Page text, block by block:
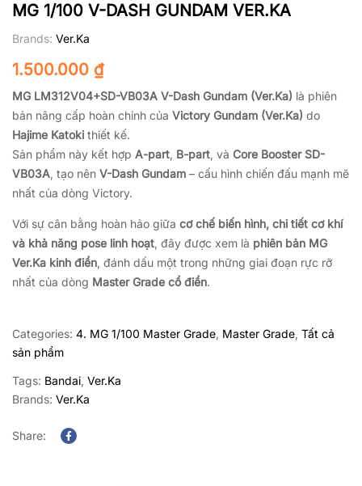
MG 1/100 V-DASH GUNDAM VER.KA
Brands: Ver.Ka
1.500.000 ₫
MG LM312V04+SD-VB03A V-Dash Gundam (Ver.Ka) là phiên
bản nâng cấp hoàn chỉnh của Victory Gundam (Ver.Ka) do
Hajime Katoki thiết kế.
Sản phẩm này kết hợp A-part, B-part, và Core Booster SD-
VB03A, tạo nên V-Dash Gundam – cấu hình chiến đấu mạnh mẽ
nhất của dòng Victory.
Với sự cân bằng hoàn hảo giữa cơ chế biến hình, chi tiết cơ khí
và khả năng pose linh hoạt, đây được xem là phiên bản MG
Ver.Ka kinh điển, đánh dấu một trong những giai đoạn rực rỡ
nhất của dòng Master Grade cổ điển.
Categories: 4. MG 1/100 Master Grade, Master Grade, Tất cả
sản phẩm
Tags: Bandai, Ver.Ka
Brands: Ver.Ka
Share: